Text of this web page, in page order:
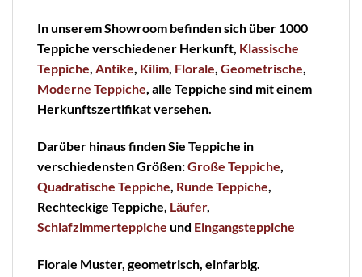
In unserem Showroom befinden sich über 1000
Teppiche verschiedener Herkunft, Klassische
Teppiche, Antike, Kilim, Florale, Geometrische,
Moderne Teppiche, alle Teppiche sind mit einem
Herkunftszertifikat versehen.
Darüber hinaus finden Sie Teppiche in
verschiedensten Größen:Große Teppiche,
Quadratische Teppiche, Runde Teppiche,
Rechteckige Teppiche, Läufer,
Schlafzimmerteppiche und Eingangsteppiche
Florale Muster, geometrisch, einfarbig.